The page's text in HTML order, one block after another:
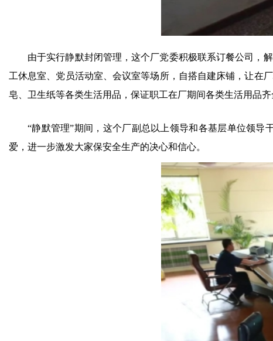
由于实行静默封闭管理，这个厂党委积极联系订餐公司，
工休息室、党员活动室、会议室等场所，自搭自建床铺，让在
皂、卫生纸等各类生活用品，保证职工在厂期间各类生活用品齐
“静默管理”期间，这个厂副总以上领导和各基层单位领
爱，进一步激发大家保安全生产的决心和信心。